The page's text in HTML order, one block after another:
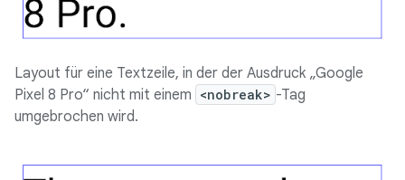
Layout für eine Textzeile, in der der Ausdruck „Google
Pixel 8 Pro“ nicht mit einem <nobreak> -Tag
umgebrochen wird.